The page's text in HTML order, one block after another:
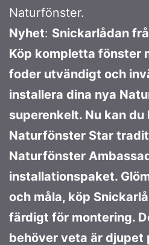
Naturfönster.
Nyhet: Snickarlådan
Köp kompletta fönster
foder utvändigt och
installera dina nya
superenkelt. Nu kan du
Naturfönster Star
Naturfönster
installationspaket.
och måla, köp
färdigt för montering.
behöver veta är djupet